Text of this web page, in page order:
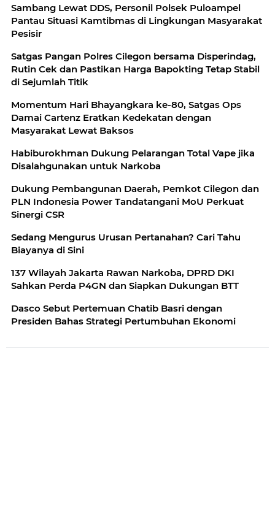
Sambang Lewat DDS, Personil Polsek Puloampel
Pantau Situasi Kamtibmas di Lingkungan Masyarakat
Pesisir
Satgas Pangan Polres Cilegon bersama Disperindag,
Rutin Cek dan Pastikan Harga Bapokting Tetap Stabil
di Sejumlah Titik
Momentum Hari Bhayangkara ke-80, Satgas Ops
Damai Cartenz Eratkan Kedekatan dengan
Masyarakat Lewat Baksos
Habiburokhman Dukung Pelarangan Total Vape jika
Disalahgunakan untuk Narkoba
Dukung Pembangunan Daerah, Pemkot Cilegon dan
PLN Indonesia Power Tandatangani MoU Perkuat
Sinergi CSR
Sedang Mengurus Urusan Pertanahan? Cari Tahu
Biayanya di Sini
137 Wilayah Jakarta Rawan Narkoba, DPRD DKI
Sahkan Perda P4GN dan Siapkan Dukungan BTT
Dasco Sebut Pertemuan Chatib Basri dengan
Presiden Bahas Strategi Pertumbuhan Ekonomi